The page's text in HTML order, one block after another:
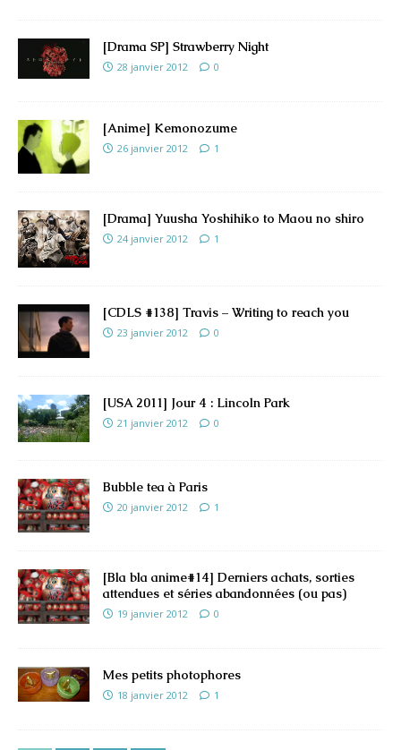
[Drama SP] Strawberry Night
28 janvier 2012 0
[Anime] Kemonozume
26 janvier 2012 1
[Drama] Yuusha Yoshihiko to Maou no shiro
24 janvier 2012 1
[CDLS #138] Travis – Writing to reach you
23 janvier 2012 0
[USA 2011] Jour 4 : Lincoln Park
21 janvier 2012 0
Bubble tea à Paris
20 janvier 2012 1
[Bla bla anime#14] Derniers achats, sorties
attendues et séries abandonnées (ou pas)
19 janvier 2012 0
Mes petits photophores
18 janvier 2012 1